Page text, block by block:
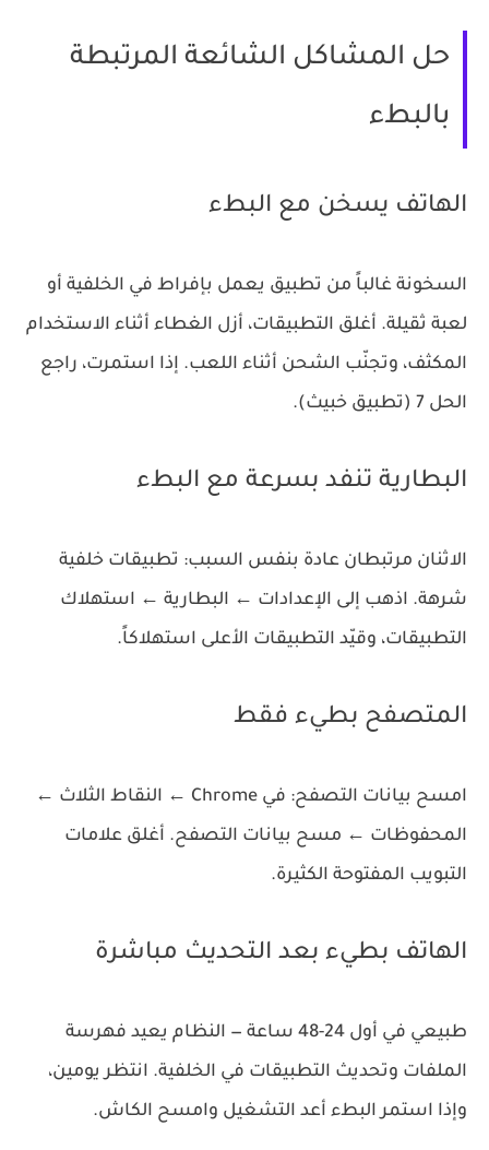
حل المشاكل الشائعة المرتبطة
بالبطء
الهاتف يسخن مع البطء
السخونة غالباً من تطبيق يعمل بإفراط في الخلفية أو
لعبة ثقيلة. أغلق التطبيقات، أزل الغطاء أثناء الاستخدام
المكثف، وتجنّب الشحن أثناء اللعب. إذا استمرت، راجع
الحل 7 (تطبيق خبيث).
البطارية تنفد بسرعة مع البطء
الاثنان مرتبطان عادة بنفس السبب: تطبيقات خلفية
شرهة. اذهب إلى الإعدادات ← البطارية ← استهلاك
التطبيقات، وقيّد التطبيقات الأعلى استهلاكاً.
المتصفح بطيء فقط
امسح بيانات التصفح: في Chrome ← النقاط الثلاث ←
المحفوظات ← مسح بيانات التصفح. أغلق علامات
التبويب المفتوحة الكثيرة.
الهاتف بطيء بعد التحديث مباشرة
طبيعي في أول 24-48 ساعة — النظام يعيد فهرسة
الملفات وتحديث التطبيقات في الخلفية. انتظر يومين،
وإذا استمر البطء أعد التشغيل وامسح الكاش.